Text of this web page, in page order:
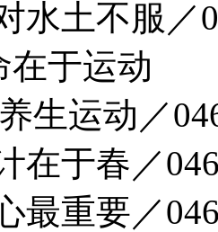
水土不服／
在于运动
生运动／
在于春／
最重要／